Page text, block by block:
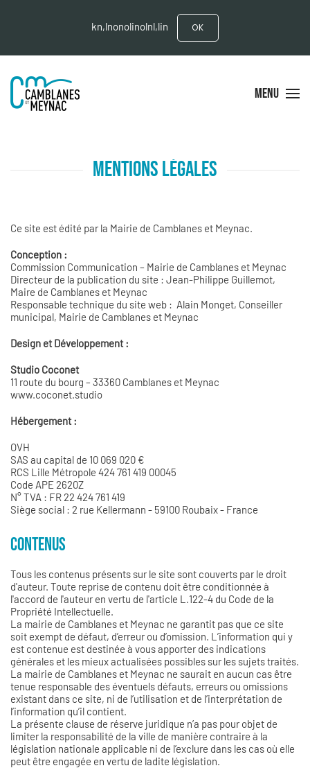
kn,lnonolinolnl,lin OK
MENU
MENTIONS LÉGALES
Ce site est édité par la Mairie de Camblanes et Meynac.
Conception :
Commission Communication – Mairie de Camblanes et Meynac
Directeur de la publication du site : Jean-Philippe Guillemot,
Maire de Camblanes et Meynac
Responsable technique du site web : Alain Monget, Conseiller
municipal, Mairie de Camblanes et Meynac
Design et Développement :
Studio Coconet
11 route du bourg – 33360 Camblanes et Meynac
www.coconet.studio
Hébergement :
OVH
SAS au capital de 10 069 020 €
RCS Lille Métropole 424 761 419 00045
Code APE 2620Z
N° TVA : FR 22 424 761 419
Siège social : 2 rue Kellermann - 59100 Roubaix - France
CONTENUS
Tous les contenus présents sur le site sont couverts par le droit
d'auteur. Toute reprise de contenu doit être conditionnée à
l'accord de l'auteur en vertu de l'article L.122-4 du Code de la
Propriété Intellectuelle.
La mairie de Camblanes et Meynac ne garantit pas que ce site
soit exempt de défaut, d’erreur ou d’omission. L’information qui y
est contenue est destinée à vous apporter des indications
générales et les mieux actualisées possibles sur les sujets traités.
La mairie de Camblanes et Meynac ne saurait en aucun cas être
tenue responsable des éventuels défauts, erreurs ou omissions
existant dans ce site, ni de l’utilisation et de l’interprétation de
l’information qu’il contient.
La présente clause de réserve juridique n’a pas pour objet de
limiter la responsabilité de la ville de manière contraire à la
législation nationale applicable ni de l’exclure dans les cas où elle
peut être engagée en vertu de ladite législation.